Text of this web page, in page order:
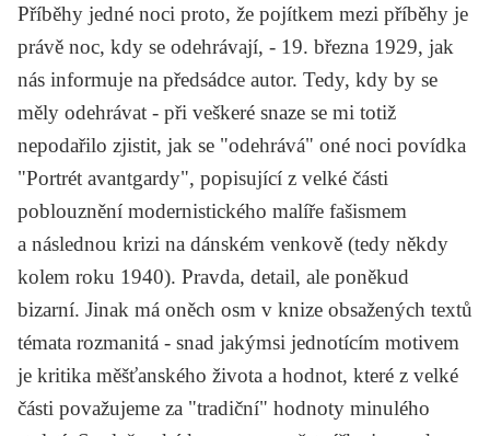
Příběhy jedné noci proto, že pojítkem mezi příběhy je
právě noc, kdy se odehrávají, - 19. března 1929, jak
nás informuje na předsádce autor. Tedy, kdy by se
měly odehrávat - při veškeré snaze se mi totiž
nepodařilo zjistit, jak se "odehrává" oné noci povídka
"Portrét avantgardy", popisující z velké části
poblouznění modernistického malíře fašismem
a následnou krizi na dánském venkově (tedy někdy
kolem roku 1940). Pravda, detail, ale poněkud
bizarní. Jinak má oněch osm v knize obsažených textů
témata rozmanitá - snad jakýmsi jednotícím motivem
je kritika měšťanského života a hodnot, které z velké
části považujeme za "tradiční" hodnoty minulého